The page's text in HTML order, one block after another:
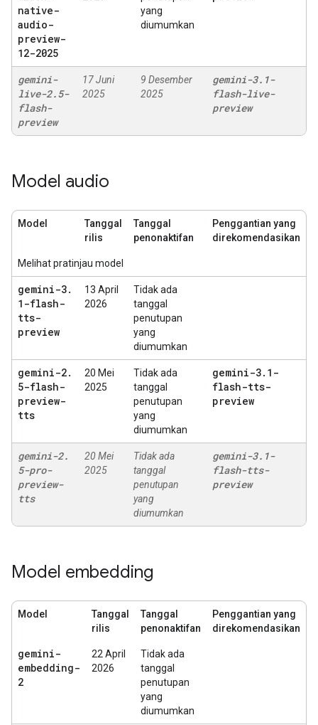
native-
audio-
preview-
12-2025
yang
diumumkan
gemini-
live-2.5-
flash-
preview
17 Juni
2025
9 Desember
2025
gemini-3. 1-
flash-live-
preview
Model audio
Model
Tanggal
rilis
Tanggal
penonaktifan
Penggantian yang
direkomendasikan
Melihat pratinjau model
gemini-3.
1-flash-
tts-
preview
13 April
2026
Tidak ada
tanggal
penutupan
yang
diumumkan
gemini-2.
5-flash-
preview-
tts
20 Mei
2025
Tidak ada
tanggal
penutupan
yang
diumumkan
gemini-3. 1-
flash-tts-
preview
gemini-2.
5-pro-
preview-
tts
20 Mei
2025
Tidak ada
tanggal
penutupan
yang
diumumkan
gemini-3. 1-
flash-tts-
preview
Model embedding
Model
Tanggal
rilis
Tanggal
penonaktifan
Penggantian yang
direkomendasikan
gemini-
embedding-
2
22 April
2026
Tidak ada
tanggal
penutupan
yang
diumumkan